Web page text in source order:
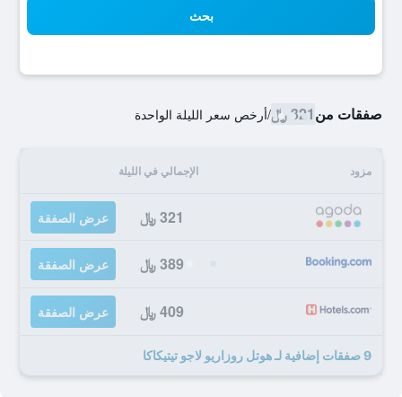
بحث
صفقات من321 ﷼ /أرخص سعر الليلة الواحدة
مزود الإجمالي في الليلة
321 ﷼ عرض الصفقة
389 ﷼ عرض الصفقة
409 ﷼ عرض الصفقة
9 صفقات إضافية لـ هوتل روزاريو لاجو تيتيكاكا